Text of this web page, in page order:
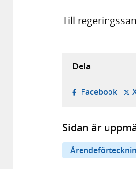
Till
Dela
Facebook-
Sidan är